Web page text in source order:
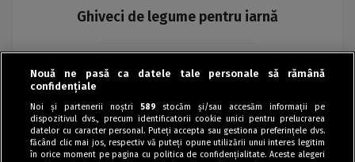
Ghiveci de legume pentru iarnă
Nouă ne pasă ca datele tale personale să rămână
confidențiale
Noi și partenerii noștri 589 stocăm și/sau accesăm informații pe
dispozitivul dvs., precum identificatorii cookie unici pentru prelucrarea
datelor cu caracter personal. Puteți accepta sau gestiona preferințele dvs.
făcând clic mai jos, respectiv vă puteți opune utilizării unui interes legitim
în orice moment pe pagina cu politica de confidențialitate. Aceste alegeri